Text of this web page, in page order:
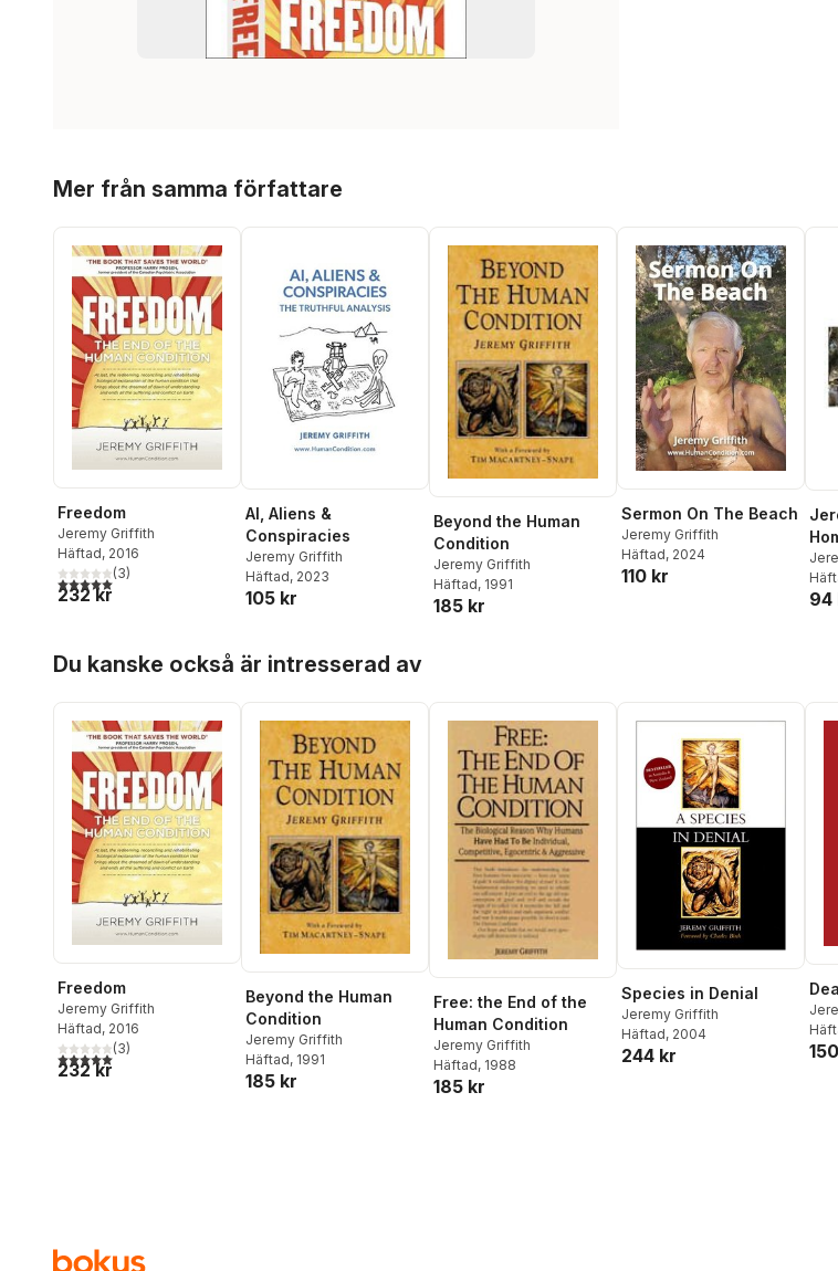
Mer från samma författare
Freedom
Jeremy Griffith
Häftad, 2016
5,0utav 5 stjärnor. Totalt antal röster:
(3)
232 kr
AI, Aliens &
Conspiracies
Jeremy Griffith
Häftad, 2023
105 kr
Beyond the Human
Condition
Jeremy Griffith
Häftad, 1991
185 kr
Sermon On The Beach
Jeremy Griffith
Häftad, 2024
110 kr
94
Du kanske också är intresserad av
Freedom
Jeremy Griffith
Häftad, 2016
5,0utav 5 stjärnor. Totalt antal röster:
(3)
232 kr
Beyond the Human
Condition
Jeremy Griffith
Häftad, 1991
185 kr
Free: the End of the
Human Condition
Jeremy Griffith
Häftad, 1988
185 kr
Species in Denial
Jeremy Griffith
Häftad, 2004
244 kr